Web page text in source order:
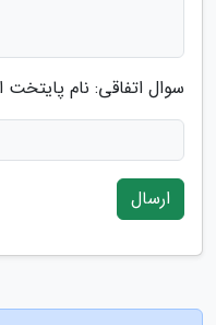
سوال اتفاقی: نام
ارسال